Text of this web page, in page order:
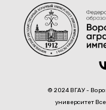
© 2024 ВГАУ -
университет